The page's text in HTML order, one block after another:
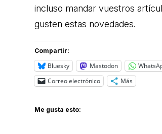
incluso mandar vuestros
gusten estas novedades.
Compartir:
Bluesky Mastodon
Correo electrónico
Más
Me gusta esto: